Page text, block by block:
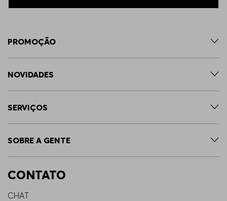
PROMOÇÃO
NOVIDADES
SERVIÇOS
SOBRE A GENTE
CONTATO
CHAT